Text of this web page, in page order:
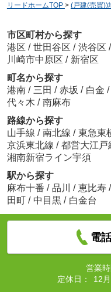
リードホームTOP > (戸建(売買))
市区町村から探す
港区 / 世田谷区 / 渋谷区 /
川崎市中原区 / 新宿区
町名から探す
港南 / 三田 / 赤坂 / 白金 /
代々木 / 南麻布
路線から探す
山手線 / 南北線 / 東急東
京浜東北線 / 都営大江戸
湘南新宿ライン宇須
駅から探す
麻布十番 / 品川 / 恵比寿 /
田町 / 中目黒 / 白金台
電
営業時
定休日：
12